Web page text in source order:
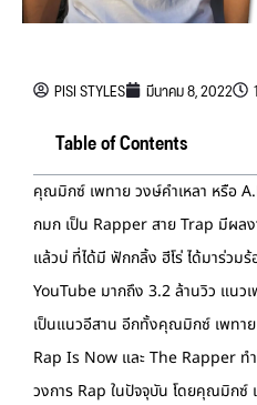
PISI STYLES มีนาคม 8, 2022
Table of Contents
คุณมิกซ์ เพทาย วงษ์คำเหลา หรือ
กมก เป็น Rapper สาย Trap มีผล
แล้วบ่ ที่ได้มี ฟักกลิ้ง ฮีโร่ ได้มาร่วม
YouTube มากถึง 3.2 ล้านวิว แนว
เป็นแนวอีสาน อีกทั้งคุณมิกซ์ เพทาย
Rap Is Now และ The Rapper ทำ
วงการ Rap ในปัจจุบัน โดยคุณมิกซ์